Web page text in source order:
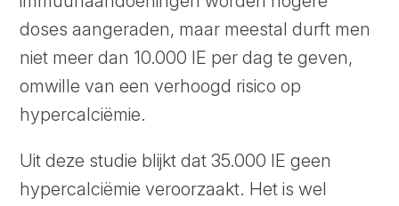
doses aangeraden, maar meestal durft men
niet meer dan 10.000 IE per dag te geven,
omwille van een verhoogd risico op
hypercalciëmie.
Uit deze studie blijkt dat 35.000 IE geen
hypercalciëmie veroorzaakt. Het is wel